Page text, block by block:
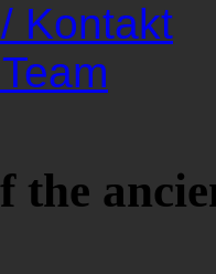
Kontakt
the